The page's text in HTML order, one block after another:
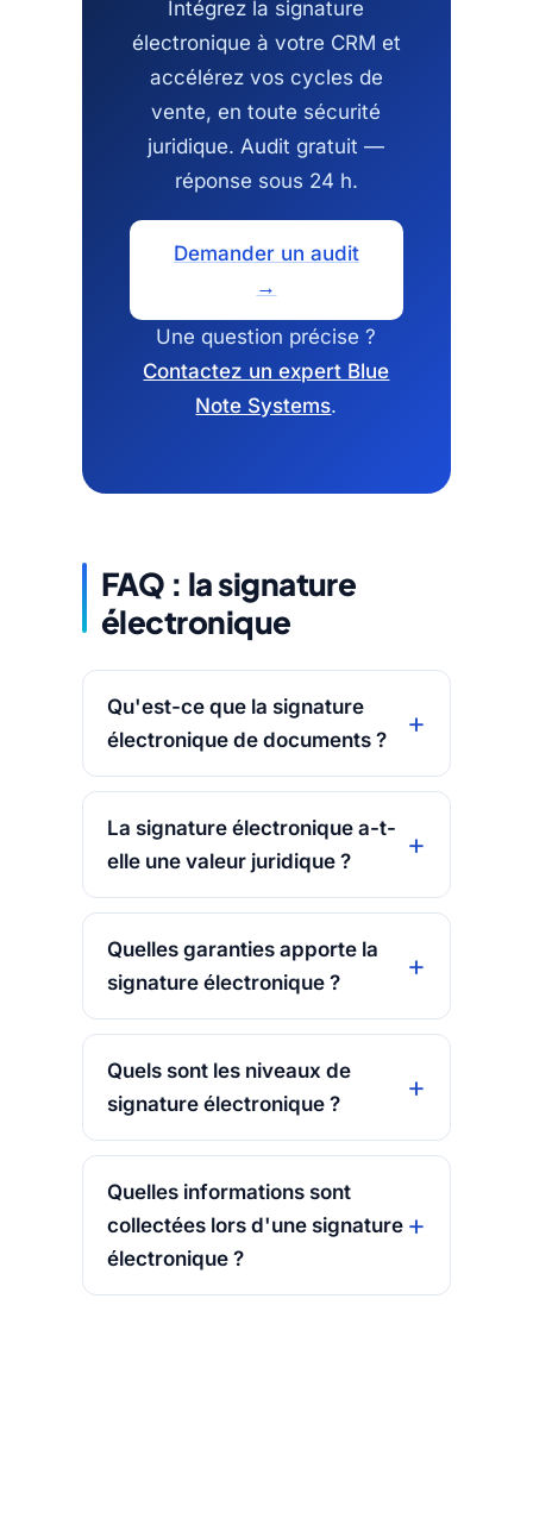
Intégrez la signature
électronique à votre CRM et
accélérez vos cycles de
vente, en toute sécurité
juridique. Audit gratuit —
réponse sous 24 h.
Demander un audit
→
Une question précise ?
Contactez un expert Blue
Note Systems.
FAQ : la signature
électronique
Qu'est-ce que la signature
électronique de documents ?
La signature électronique a-t-
elle une valeur juridique ?
Quelles garanties apporte la
signature électronique ?
Quels sont les niveaux de
signature électronique ?
Quelles informations sont
collectées lors d'une signature
électronique ?